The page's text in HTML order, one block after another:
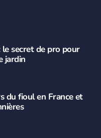
secret de pro pour
jardin
du fioul en France et